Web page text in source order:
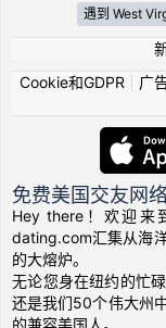
遇到 West
Cookie和GDPR
广
免费美国交友网
Hey there！欢迎来
dating.com汇集从海
的大熔炉。
无论您身在纽约的忙
还是我们50个伟大州
的兼容美国人。